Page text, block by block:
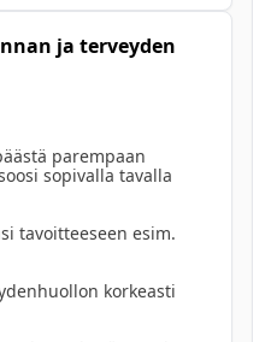
henkilökohtaiseen
harjoittelussa. Autan
kuntosalin kuin
ovat tyypillisiä
on ollut lihasvoiman
ilman, että tätä on
liikkuvan ihmisen
ja terveyden
parempaan
sopivalla tavalla
tavoitteeseen esim.
korkeasti